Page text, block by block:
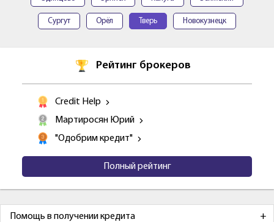
Сургут Орёл Тверь Новокузнецк
Рейтинг брокеров
Credit Help
Мартиросян Юрий
"Одобрим кредит"
Полный рейтинг
Помощь в получении кредита